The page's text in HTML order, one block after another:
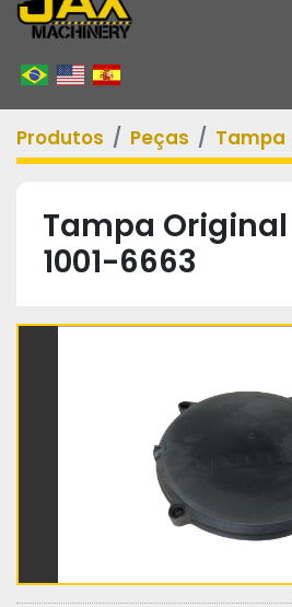
Produtos Peças Tampa
Tampa
1001-6663